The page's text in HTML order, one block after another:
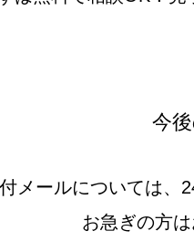
今
メールについては、
お急ぎの方